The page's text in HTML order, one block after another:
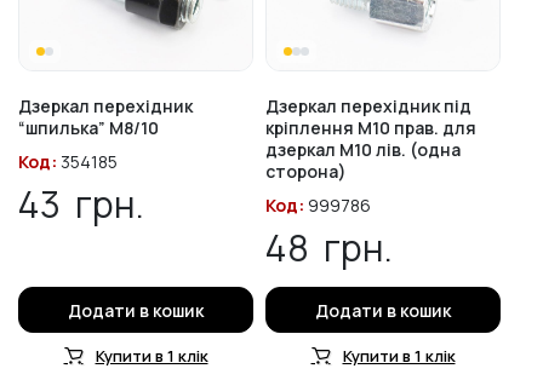
Дзеркал перехідник
“шпилька” М8/10
Код: 354185
43 грн.
Додати в кошик
Купити в 1 клік
Дзеркал перехідник під
кріплення М10 прав. для
дзеркал М10 лів. (одна
сторона)
Код: 999786
48 грн.
Додати в кошик
Купити в 1 клік